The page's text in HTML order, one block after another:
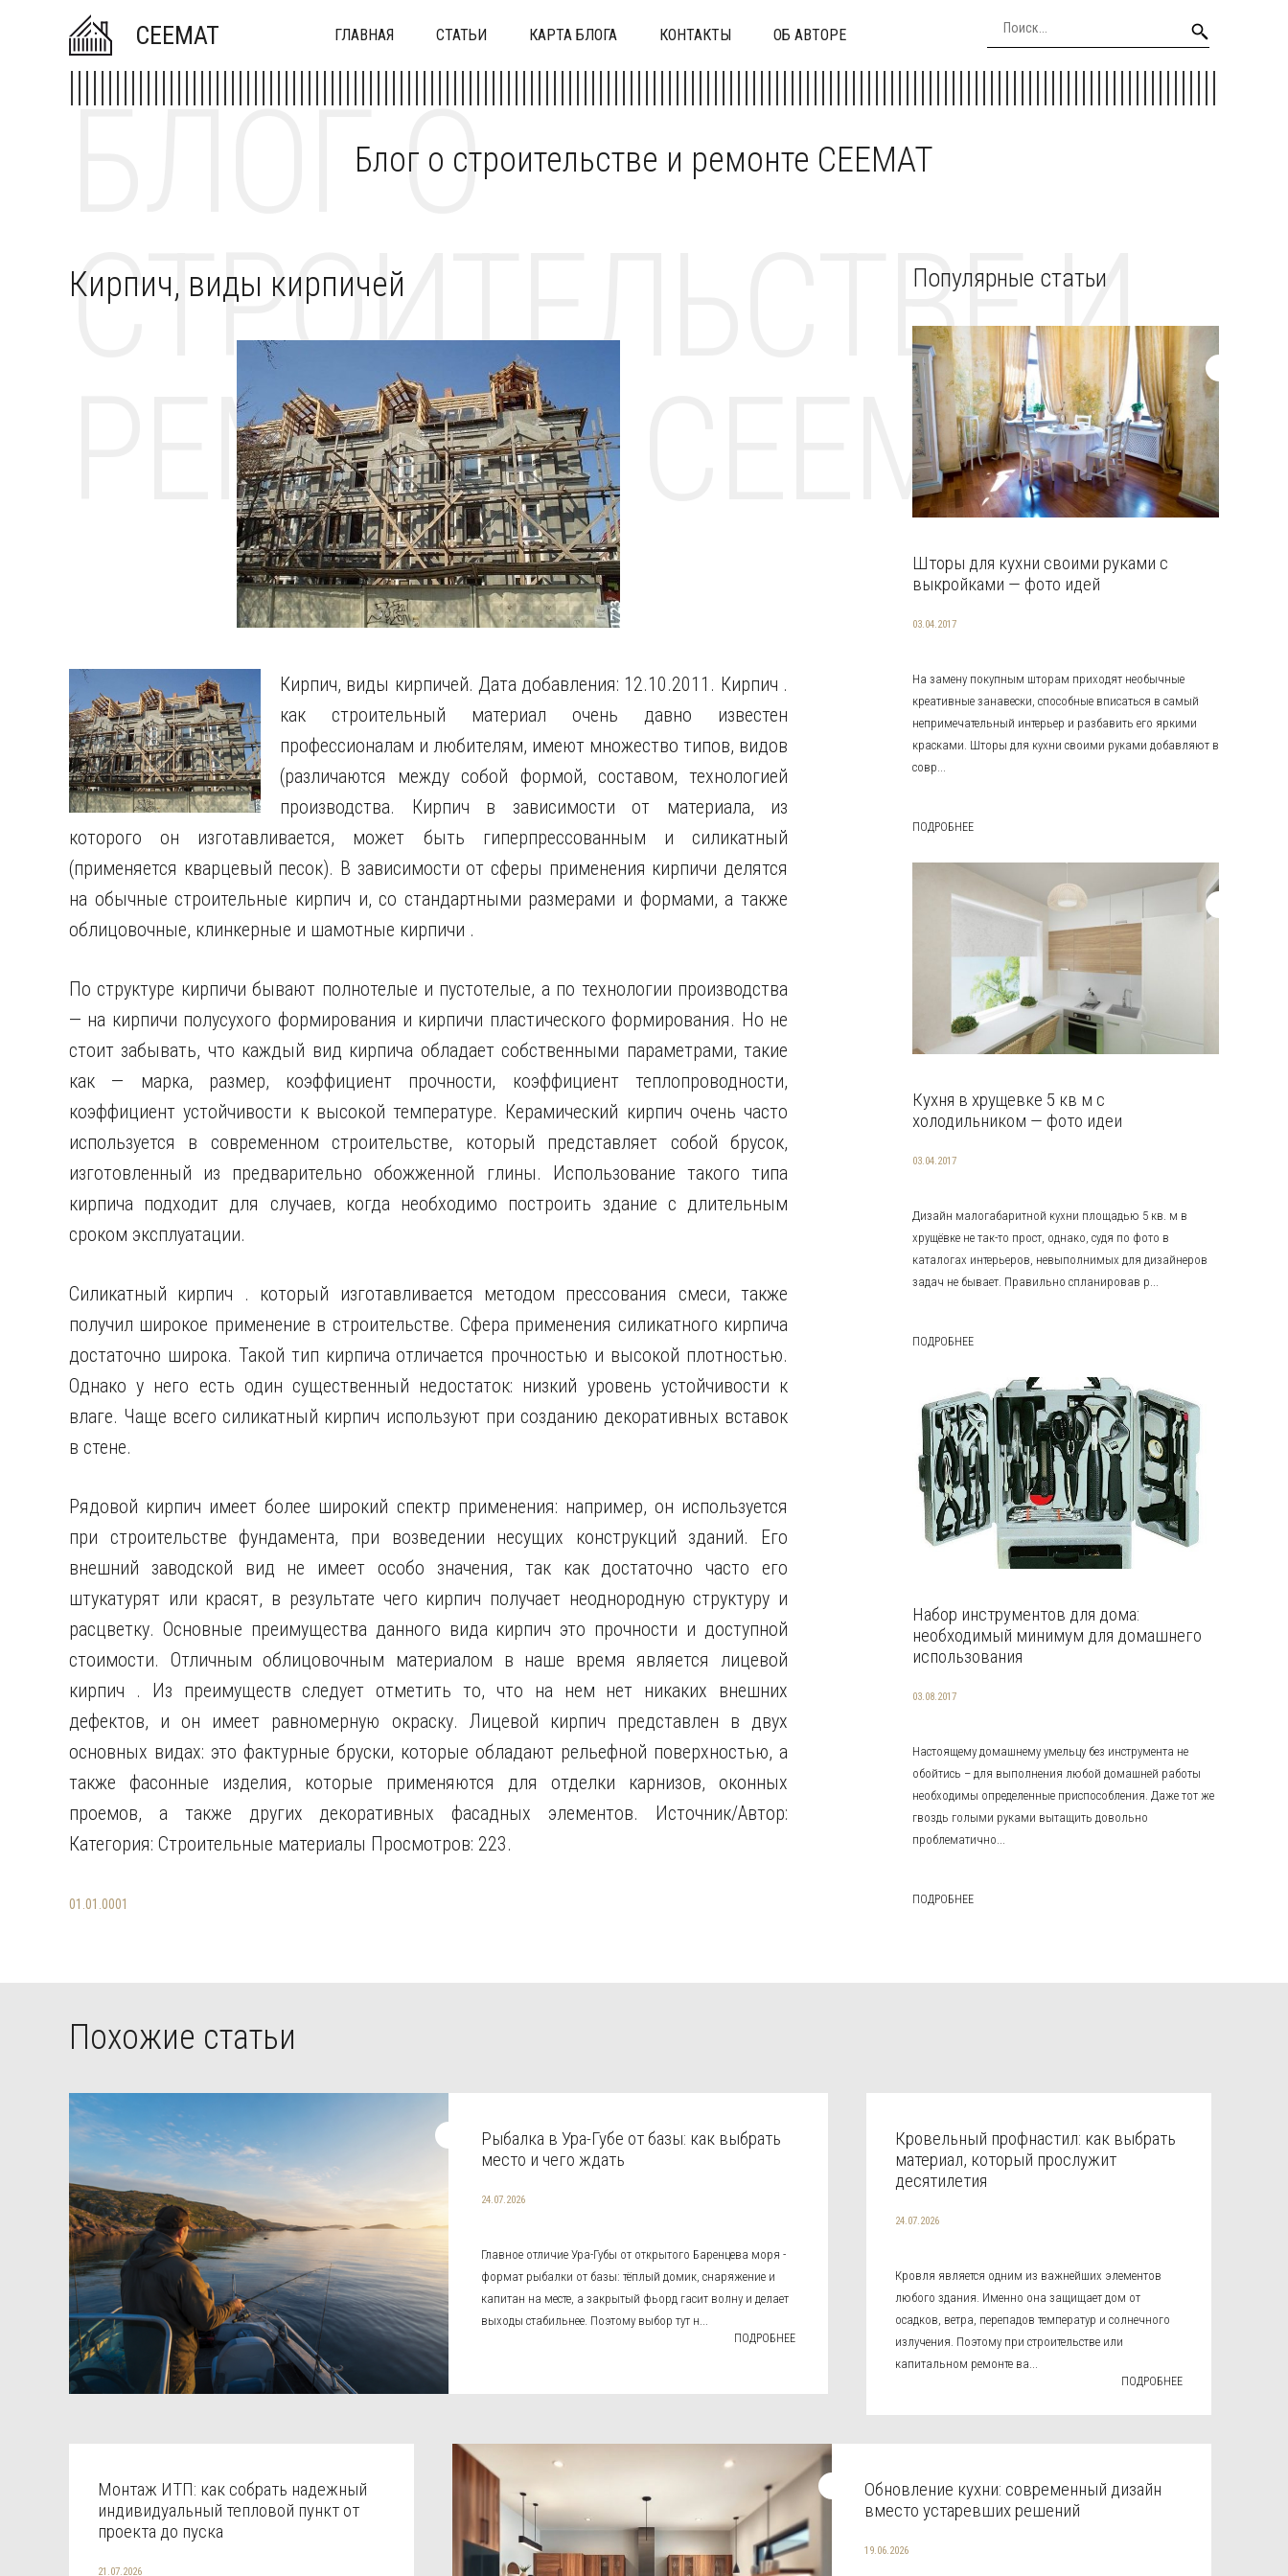
CEEMAT ГЛАВНАЯ СТАТЬИ КАРТА БЛОГА КОНТАКТЫ ОБ АВТОРЕ
Блог о строительстве и ремонте CEEMAT
БЛОГ О
СТРОИТЕЛЬСТВЕ И
РЕМОНТЕ CEEMAT
Кирпич, виды кирпичей
Кирпич, виды кирпичей. Дата добавления: 12.10.2011. Кирпич .
как строительный материал очень давно известен
профессионалам и любителям, имеют множество типов, видов
(различаются между собой формой, составом, технологией
производства. Кирпич в зависимости от материала, из
которого он изготавливается, может быть гиперпрессованным и силикатный
(применяется кварцевый песок). В зависимости от сферы применения кирпичи делятся
на обычные строительные кирпич и, со стандартными размерами и формами, а также
облицовочные, клинкерные и шамотные кирпичи .
По структуре кирпичи бывают полнотелые и пустотелые, а по технологии производства
— на кирпичи полусухого формирования и кирпичи пластического формирования. Но не
стоит забывать, что каждый вид кирпича обладает собственными параметрами, такие
как — марка, размер, коэффициент прочности, коэффициент теплопроводности,
коэффициент устойчивости к высокой температуре. Керамический кирпич очень часто
используется в современном строительстве, который представляет собой брусок,
изготовленный из предварительно обожженной глины. Использование такого типа
кирпича подходит для случаев, когда необходимо построить здание с длительным
сроком эксплуатации.
Силикатный кирпич . который изготавливается методом прессования смеси, также
получил широкое применение в строительстве. Сфера применения силикатного кирпича
достаточно широка. Такой тип кирпича отличается прочностью и высокой плотностью.
Однако у него есть один существенный недостаток: низкий уровень устойчивости к
влаге. Чаще всего силикатный кирпич используют при созданию декоративных вставок
в стене.
Рядовой кирпич имеет более широкий спектр применения: например, он используется
при строительстве фундамента, при возведении несущих конструкций зданий. Его
внешний заводской вид не имеет особо значения, так как достаточно часто его
штукатурят или красят, в результате чего кирпич получает неоднородную структуру и
расцветку. Основные преимущества данного вида кирпич это прочности и доступной
стоимости. Отличным облицовочным материалом в наше время является лицевой
кирпич . Из преимуществ следует отметить то, что на нем нет никаких внешних
дефектов, и он имеет равномерную окраску. Лицевой кирпич представлен в двух
основных видах: это фактурные бруски, которые обладают рельефной поверхностью, а
также фасонные изделия, которые применяются для отделки карнизов, оконных
проемов, а также других декоративных фасадных элементов. Источник/Автор:
Категория: Строительные материалы Просмотров: 223.
01.01.0001
Популярные статьи
Шторы для кухни своими руками с
выкройками — фото идей
03.04.2017
На замену покупным шторам приходят необычные
креативные занавески, способные вписаться в самый
непримечательный интерьер и разбавить его яркими
красками. Шторы для кухни своими руками добавляют в
совр...
ПОДРОБНЕЕ
Кухня в хрущевке 5 кв м с
холодильником — фото идеи
03.04.2017
Дизайн малогабаритной кухни площадью 5 кв. м в
хрущёвке не так-то прост, однако, судя по фото в
каталогах интерьеров, невыполнимых для дизайнеров
задач не бывает. Правильно спланировав р...
ПОДРОБНЕЕ
Набор инструментов для дома:
необходимый минимум для домашнего
использования
03.08.2017
Настоящему домашнему умельцу без инструмента не
обойтись – для выполнения любой домашней работы
необходимы определенные приспособления. Даже тот же
гвоздь голыми руками вытащить довольно
проблематично...
ПОДРОБНЕЕ
Похожие статьи
Рыбалка в Ура-Губе от базы: как выбрать
место и чего ждать
24.07.2026
Главное отличие Ура-Губы от открытого Баренцева моря -
формат рыбалки от базы: тёплый домик, снаряжение и
капитан на месте, а закрытый фьорд гасит волну и делает
выходы стабильнее. Поэтому выбор тут н...
ПОДРОБНЕЕ
Кровельный профнастил: как выбрать
материал, который прослужит
десятилетия
24.07.2026
Кровля является одним из важнейших элементов
любого здания. Именно она защищает дом от
осадков, ветра, перепадов температур и солнечного
излучения. Поэтому при строительстве или
капитальном ремонте ва...
ПОДРОБНЕЕ
Монтаж ИТП: как собрать надежный
индивидуальный тепловой пункт от
проекта до пуска
21.07.2026
Обновление кухни: современный дизайн
вместо устаревших решений
19.06.2026